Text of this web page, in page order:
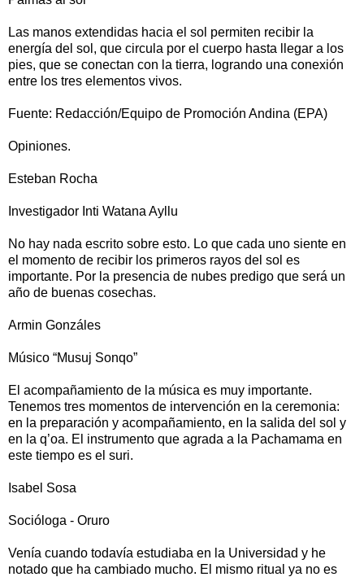
Las manos extendidas hacia el sol permiten recibir la
energía del sol, que circula por el cuerpo hasta llegar a los
pies, que se conectan con la tierra, logrando una conexión
entre los tres elementos vivos.
Fuente: Redacción/Equipo de Promoción Andina (EPA)
Opiniones.
Esteban Rocha
Investigador Inti Watana Ayllu
No hay nada escrito sobre esto. Lo que cada uno siente en
el momento de recibir los primeros rayos del sol es
importante. Por la presencia de nubes predigo que será un
año de buenas cosechas.
Armin Gonzáles
Músico “Musuj Sonqo”
El acompañamiento de la música es muy importante.
Tenemos tres momentos de intervención en la ceremonia:
en la preparación y acompañamiento, en la salida del sol y
en la q’oa. El instrumento que agrada a la Pachamama en
este tiempo es el suri.
Isabel Sosa
Socióloga - Oruro
Venía cuando todavía estudiaba en la Universidad y he
notado que ha cambiado mucho. El mismo ritual ya no es